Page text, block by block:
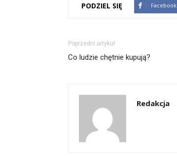
PODZIEL SIĘ Facebook
Poprzedni artykuł
Co ludzie chętnie kupują?
Redakcja